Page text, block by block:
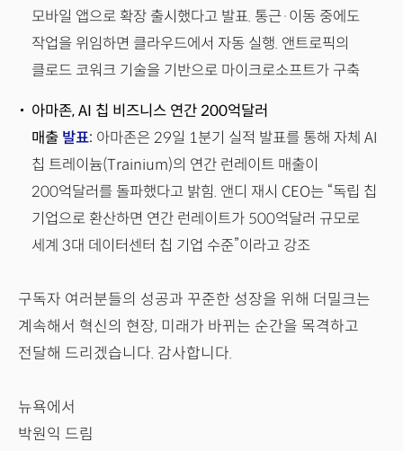
모바일 앱으로 확장 출시했다고 발표. 통근·이동 중에도
작업을 위임하면 클라우드에서 자동 실행. 앤트로픽의
클로드 코워크 기술을 기반으로 마이크로소프트가 구축
아마존, AI 칩 비즈니스 연간 200억달러
매출 발표: 아마존은 29일 1분기 실적 발표를 통해 자체 AI
칩 트레이늄(Trainium)의 연간 런레이트 매출이
200억달러를 돌파했다고 밝힘. 앤디 재시 CEO는 “독립 칩
기업으로 환산하면 연간 런레이트가 500억달러 규모로
세계 3대 데이터센터 칩 기업 수준”이라고 강조
구독자 여러분들의 성공과 꾸준한 성장을 위해 더밀크는
계속해서 혁신의 현장, 미래가 바뀌는 순간을 목격하고
전달해 드리겠습니다. 감사합니다.
뉴욕에서
박원익 드림